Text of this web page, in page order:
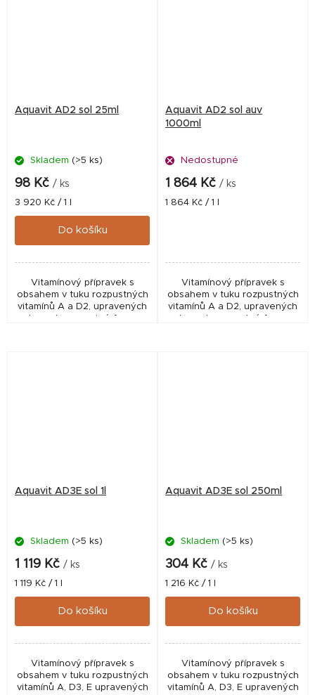
Aquavit AD2 sol 25ml
Skladem (>5 ks)
98 Kč / ks
Měrná
cena:
3 920 Kč / 1 l
Do košíku
Vitamínový přípravek s
obsahem v tuku rozpustných
vitamínů A a D2, upravených
Aquavit AD2 sol auv
1000ml
Nedostupné
1 864 Kč / ks
Měrná
1 864 Kč / 1 l
Vitamínový přípravek s
obsahem v tuku rozpustných
vitamínů A a D2, upravených
Aquavit AD3E sol 1l
Skladem (>5 ks)
1 119 Kč / ks
Měrná
cena:
1 119 Kč / 1 l
Do košíku
Vitamínový přípravek s
obsahem v tuku rozpustných
vitamínů A, D3, E upravených
Aquavit AD3E sol 250ml
Skladem (>5 ks)
304 Kč / ks
Měrná
cena:
1 216 Kč / 1 l
Do košíku
Vitamínový přípravek s
obsahem v tuku rozpustných
vitamínů A, D3, E upravených